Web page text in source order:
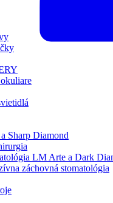
Sharp Diamond
LM Arte a Dark
záchovná stomatológia